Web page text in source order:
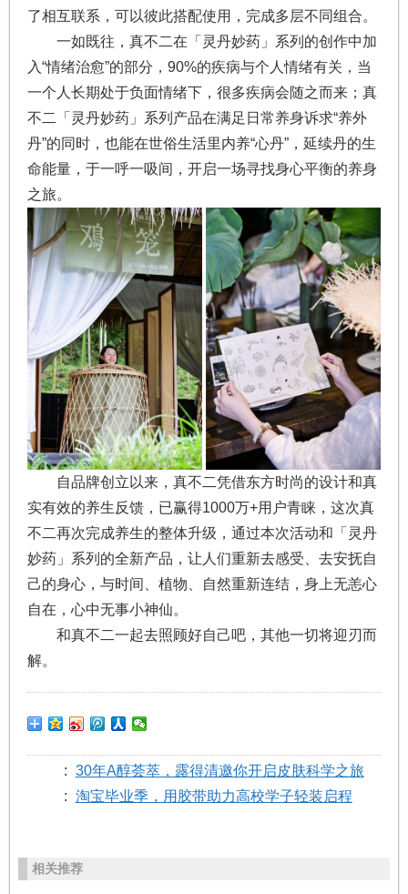
了相互联系，可以彼此搭配使用，完成多层不同组合。
一如既往，真不二在「灵丹妙药」系列的创作中加
入“情绪治愈”的部分，90%的疾病与个人情绪有关，当
一个人长期处于负面情绪下，很多疾病会随之而来；真
不二「灵丹妙药」系列产品在满足日常养身诉求“养外
丹”的同时，也能在世俗生活里内养“心丹”，延续丹的生
命能量，于一呼一吸间，开启一场寻找身心平衡的养身
之旅。
自品牌创立以来，真不二凭借东方时尚的设计和真
实有效的养生反馈，已赢得1000万+用户青睐，这次真
不二再次完成养生的整体升级，通过本次活动和「灵丹
妙药」系列的全新产品，让人们重新去感受、去安抚自
己的身心，与时间、植物、自然重新连结，身上无恙心
自在，心中无事小神仙。
和真不二一起去照顾好自己吧，其他一切将迎刃而
解。
: 30年A醇荟萃，露得清邀你开启皮肤科学之旅
: 淘宝毕业季，用胶带助力高校学子轻装启程
相关推荐